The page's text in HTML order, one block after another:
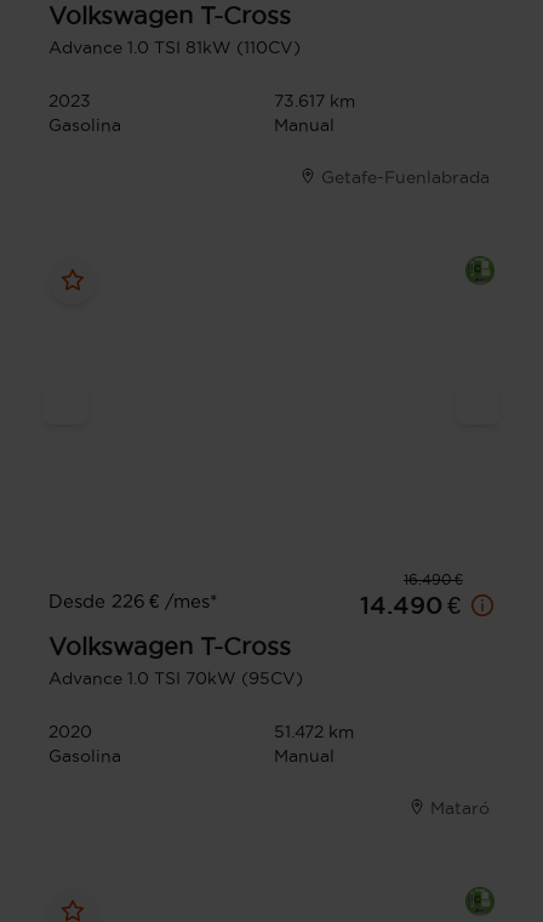
Volkswagen T-Cross
Advance 1.0 TSI 81kW (110CV)
2023
73.617 km
Gasolina
Manual
Getafe-Fuenlabrada
16.490 €
Desde 226 € /mes*
14.490 €
Volkswagen T-Cross
Advance 1.0 TSI 70kW (95CV)
2020
51.472 km
Gasolina
Manual
Mataró